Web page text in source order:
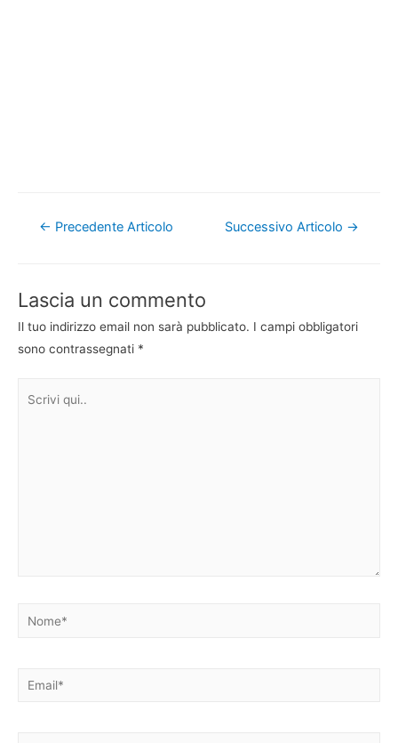
Navigazione
← Precedente Articolo Successivo Articolo →
Lascia un commento
Il tuo indirizzo email non sarà pubblicato. I campi obbligatori
sono contrassegnati *
Nome*
Email*